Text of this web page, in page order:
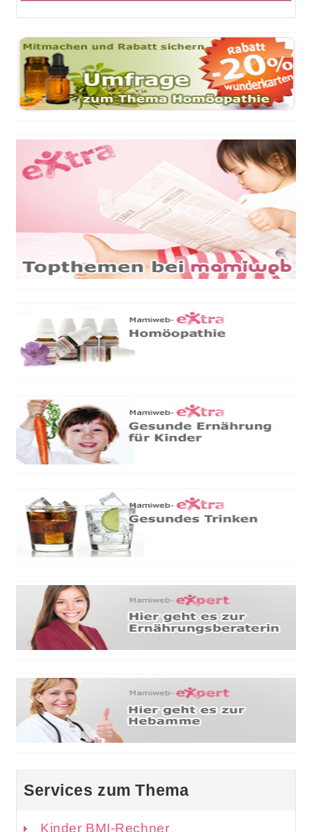
Services zum Thema
Kinder BMI-Rechner